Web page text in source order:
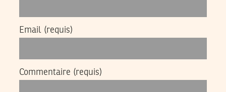
Email (requis)
Commentaire (requis)